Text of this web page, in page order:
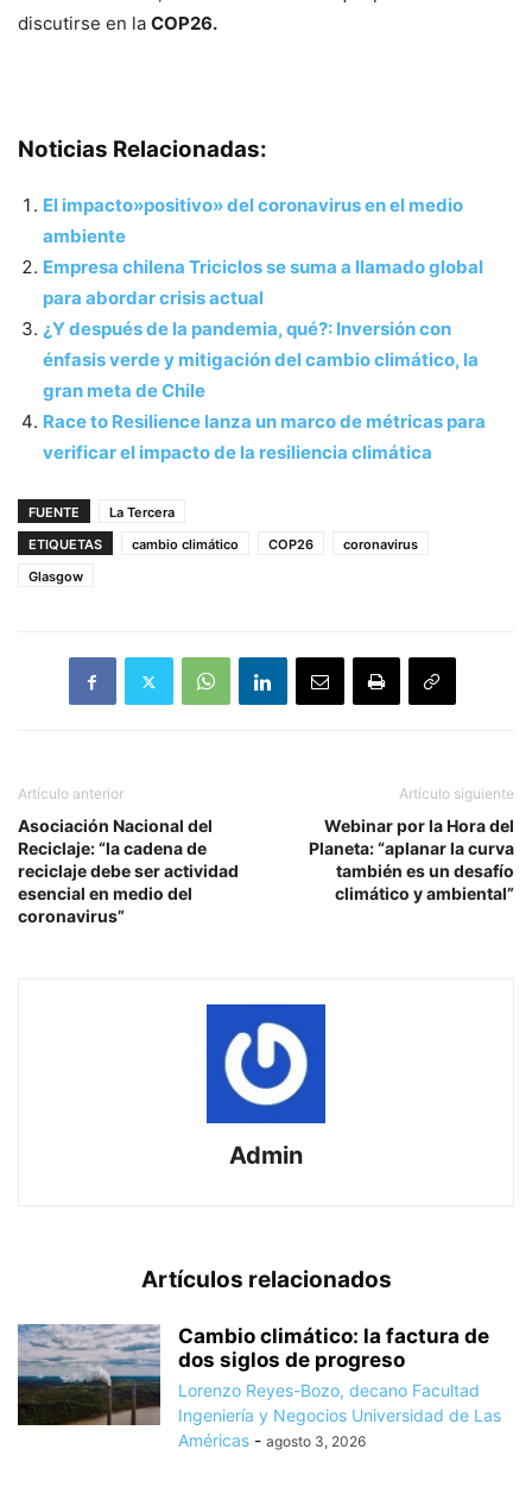
discutirse en la COP26.
Noticias Relacionadas:
El impacto»positivo» del coronavirus en el medio
ambiente
Empresa chilena Triciclos se suma a llamado global
para abordar crisis actual
¿Y después de la pandemia, qué?: Inversión con
énfasis verde y mitigación del cambio climático, la
gran meta de Chile
Race to Resilience lanza un marco de métricas para
verificar el impacto de la resiliencia climática
FUENTE
La Tercera
ETIQUETAS
cambio climático COP26
coronavirus
Glasgow
Artículo anterior
Asociación Nacional del
Reciclaje: “la cadena de
reciclaje debe ser actividad
esencial en medio del
coronavirus”
Artículo siguiente
Webinar por la Hora del
Planeta: “aplanar la curva
también es un desafío
climático y ambiental”
Admin
Artículos relacionados
Cambio climático: la factura de
dos siglos de progreso
Lorenzo Reyes-Bozo, decano Facultad
Ingeniería y Negocios Universidad de Las
Américas - agosto 3, 2026